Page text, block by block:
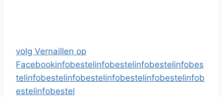
volg Vernaillen op
Facebookinfobestelinfobestelinfobestelinfobes
telinfobestelinfobestelinfobestelinfobestelinfob
estelinfobestel